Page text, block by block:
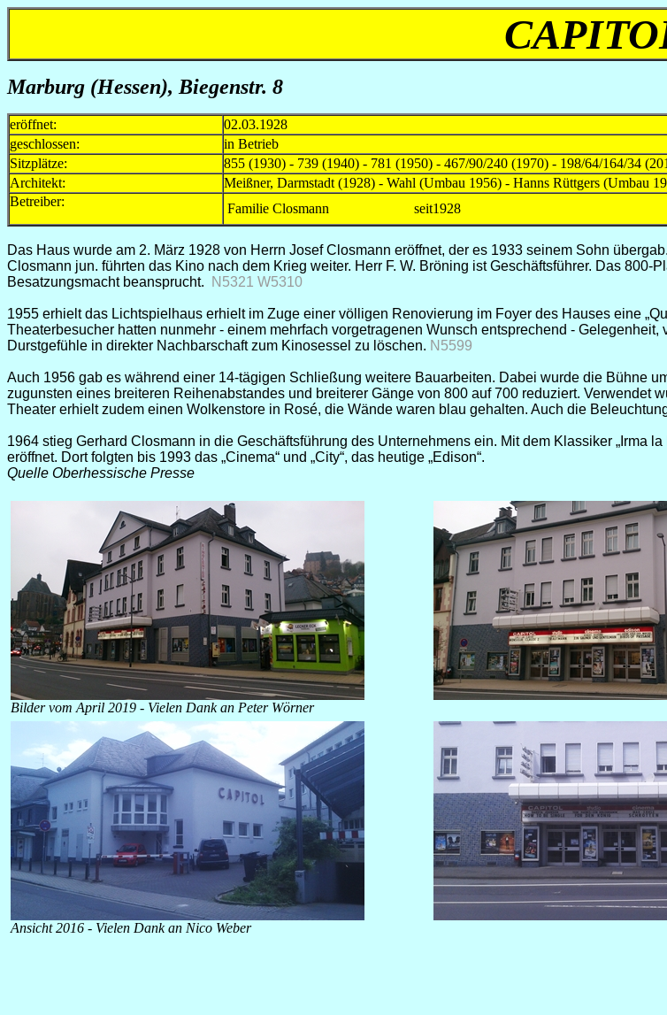
Marburg (Hessen), Biegenstr. 8
eröffnet:
02.03.1928
geschlossen:
in Betrieb
Sitzplätze:
855 (1930) - 739 (1940) - 781 (1950) - 467/90/240 (1970) - 198/64/164/34
Architekt:
Meißner, Darmstadt (1928) - Wahl (Umbau 1956) - Hanns Rüttgers (Umbau
Betreiber:
Familie Closmann seit1928
Das Haus wurde am 2. März 1928 von Herrn Josef Closmann eröffnet, der es 1933 seinem Sohn
Closmann jun. führten das Kino nach dem Krieg weiter. Herr F. W. Bröning ist Geschäftsführer. Das
Besatzungsmacht beansprucht.
N5321 W5310
1955 erhielt das Lichtspielhaus erhielt im Zuge einer völligen Renovierung im Foyer des Hauses eine
Theaterbesucher hatten nunmehr - einem mehrfach vorgetragenen Wunsch entsprechend -
Durstgefühle in direkter Nachbarschaft zum Kinosessel zu löschen. N5599
Auch 1956 gab es während einer 14-tägigen Schließung weitere Bauarbeiten. Dabei wurde die Bühne
zugunsten eines breiteren Reihenabstandes und breiterer Gänge von 800 auf 700 reduziert. Verwendet
Theater erhielt zudem einen Wolkenstore in Rosé, die Wände waren blau gehalten. Auch die
1964 stieg Gerhard Closmann in die Geschäftsführung des Unternehmens ein. Mit dem Klassiker „Irma
eröffnet. Dort folgten bis 1993 das „Cinema“ und „City“, das heutige „Edison“.
Quelle Oberhessische Presse
Bilder vom April 2019 - Vielen Dank an Peter Wörner
Ansicht 2016 - Vielen Dank an Nico Weber